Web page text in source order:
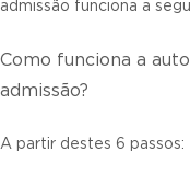
admissão funciona a
Como funciona a
admissão?
A partir destes 6 passos: